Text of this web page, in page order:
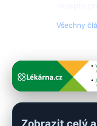
Všechny
Zobrazit celý